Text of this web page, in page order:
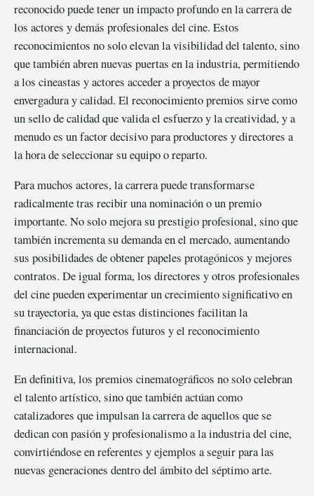
reconocido puede tener un impacto profundo en la carrera de
los actores y demás profesionales del cine. Estos
reconocimientos no solo elevan la visibilidad del talento, sino
que también abren nuevas puertas en la industria, permitiendo
a los cineastas y actores acceder a proyectos de mayor
envergadura y calidad. El reconocimiento premios sirve como
un sello de calidad que valida el esfuerzo y la creatividad, y a
menudo es un factor decisivo para productores y directores a
la hora de seleccionar su equipo o reparto.
Para muchos actores, la carrera puede transformarse
radicalmente tras recibir una nominación o un premio
importante. No solo mejora su prestigio profesional, sino que
también incrementa su demanda en el mercado, aumentando
sus posibilidades de obtener papeles protagónicos y mejores
contratos. De igual forma, los directores y otros profesionales
del cine pueden experimentar un crecimiento significativo en
su trayectoria, ya que estas distinciones facilitan la
financiación de proyectos futuros y el reconocimiento
internacional.
En definitiva, los premios cinematográficos no solo celebran
el talento artístico, sino que también actúan como
catalizadores que impulsan la carrera de aquellos que se
dedican con pasión y profesionalismo a la industria del cine,
convirtiéndose en referentes y ejemplos a seguir para las
nuevas generaciones dentro del ámbito del séptimo arte.